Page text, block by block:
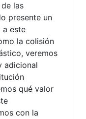
las
presente un
a este
la colisión
veremos
adicional
qué valor
con la